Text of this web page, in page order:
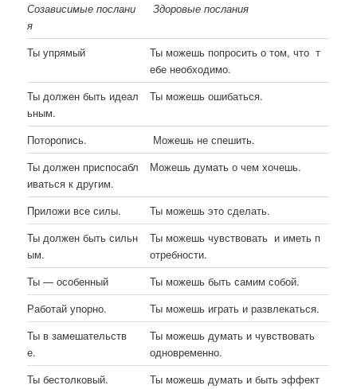
Созависимые послани
я
Здоровые послания
Ты упрямый
Ты можешь попросить о том, что т
ебе необходимо.
Ты должен быть идеал
ьным.
Ты можешь ошибаться.
Поторопись.
Можешь не спешить.
Ты должен приспосабл
иваться к другим.
Можешь думать о чем хочешь.
Приложи все силы.
Ты можешь это сделать.
Ты должен быть сильн
ым.
Ты можешь чувствовать и иметь п
отребности.
Ты — особенный
Ты можешь быть самим собой.
Работай упорно.
Ты можешь играть и развлекаться.
Ты в замешательств
е.
Ты можешь думать и чувствовать
одновременно.
Ты бестолковый.
Ты можешь думать и быть эффект